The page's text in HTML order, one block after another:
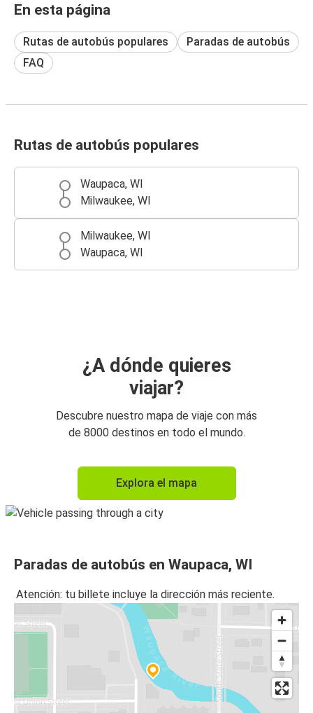
En esta página
Rutas de autobús populares
Paradas de autobús
FAQ
Rutas de autobús populares
Waupaca, WI
Milwaukee, WI
Milwaukee, WI
Waupaca, WI
¿A dónde quieres
viajar?
Descubre nuestro mapa de viaje con más
de 8000 destinos en todo el mundo.
Explora el mapa
Paradas de autobús en Waupaca, WI
Atención: tu billete incluye la dirección más reciente.